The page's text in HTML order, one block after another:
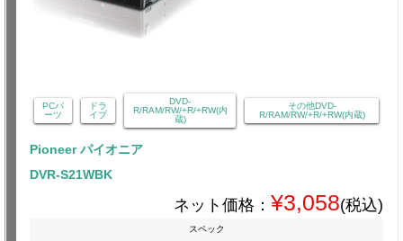
PCパ
ーツ
ドラ
イブ
DVD-
R/RAM/RW/+R/+RW(内
蔵)
その他DVD-
R/RAM/RW/+R/+RW(内蔵)
Pioneer パイオニア
DVR-S21WBK
ネット価格： ¥3,058(税込)
スペック